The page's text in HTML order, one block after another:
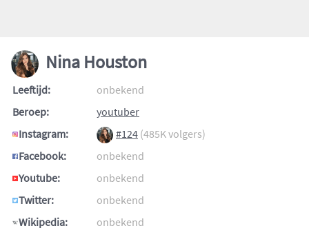
Nina Houston
Leeftijd:
onbekend
Beroep:
youtuber
Instagram:
#124 (485K volgers)
Facebook:
onbekend
Youtube:
onbekend
Twitter:
onbekend
Wikipedia:
onbekend